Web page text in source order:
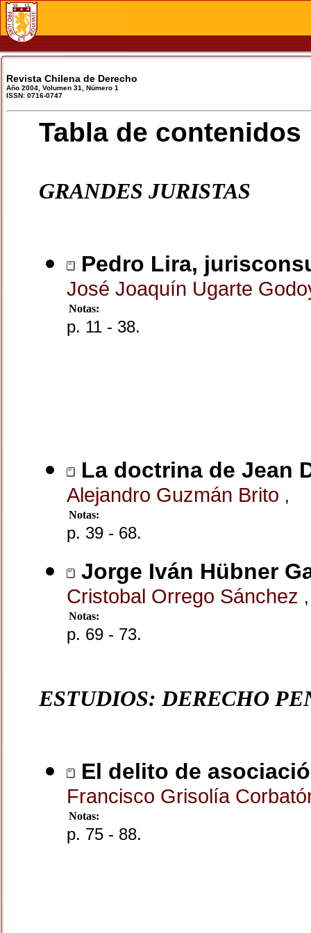
Revista Chilena de Derecho
Año 2004, Volumen 31, Número 1
ISSN: 0716-0747
Tabla de contenidos
GRANDES JURISTAS
Pedro Lira,
José Joaquín Ugarte
Notas:
p. 11 - 38.
La doctrina de Jean
Alejandro Guzmán Brito ,
Notas:
p. 39 - 68.
Jorge Iván Hübner
Cristobal Orrego Sánchez ,
Notas:
p. 69 - 73.
ESTUDIOS: DERECHO
El delito de
Francisco Grisolía
Notas:
p. 75 - 88.